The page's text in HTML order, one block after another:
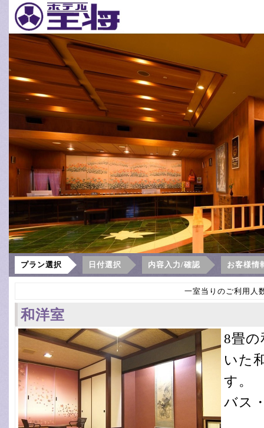
プラン選択 日付選択 内容入力/確認 お客様情
一室当りのご利用人
和洋室
8畳
いた
す。
バス